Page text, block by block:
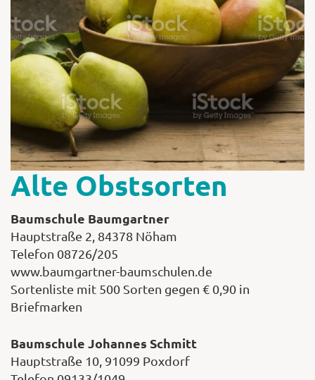
Alte Obstsorten
Baumschule Baumgartner
Hauptstraße 2, 84378 Nöham
Telefon 08726/205
www.baumgartner-baumschulen.de
Sortenliste mit 500 Sorten gegen € 0,90 in
Briefmarken
Baumschule Johannes Schmitt
Hauptstraße 10, 91099 Poxdorf